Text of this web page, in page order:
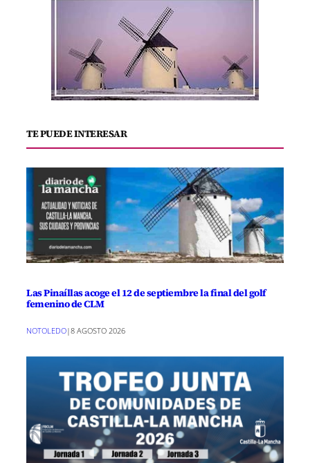
TE PUEDE INTERESAR
Las Pinaíllas acoge el 12 de septiembre la final del golf
femenino de CLM
NOTOLEDO|8 AGOSTO 2026